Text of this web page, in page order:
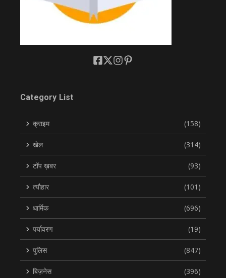
Category List
क्राइम (158)
खेल (314)
टॉप ख़बर (93)
त्यौहार (101)
धार्मिक (696)
पर्यावरण (19)
पुलिस (847)
बिज़नेस (396)